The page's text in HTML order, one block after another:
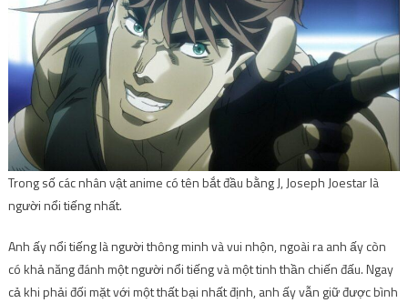
Trong số các nhân vật anime có tên bắt đầu bằng J, Joseph Joestar là
người nổi tiếng nhất.
Anh ấy nổi tiếng là người thông minh và vui nhộn, ngoài ra anh ấy còn
có khả năng đánh một người nổi tiếng và một tinh thần chiến đấu. Ngay
cả khi phải đối mặt với một thất bại nhất định, anh ấy vẫn giữ được bình